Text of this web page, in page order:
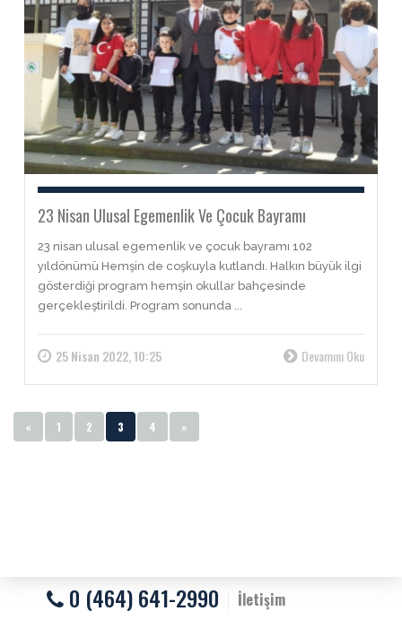
23 Nisan Ulusal Egemenlik Ve Çocuk Bayramı
23 nisan ulusal egemenlik ve çocuk bayramı 102
yıldönümü Hemşin de coşkuyla kutlandı. Halkın büyük ilgi
gösterdiği program hemşin okullar bahçesinde
gerçekleştirildi. Program sonunda ...
25 Nisan 2022, 10:25 Devamını Oku
« 1 2 3 4 »
0 (464) 641-2990 İletişim